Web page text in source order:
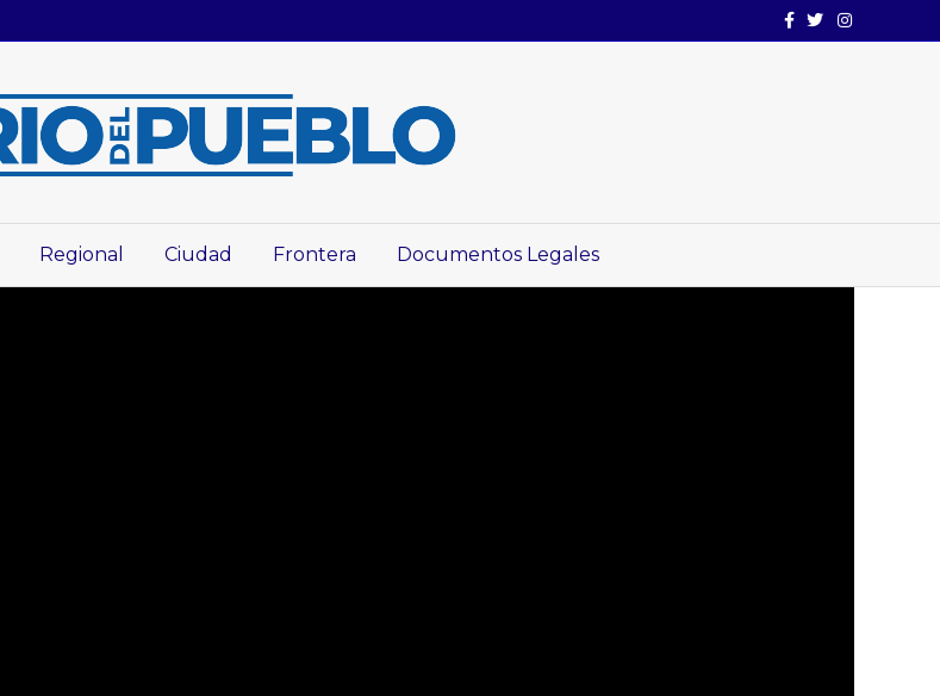
Facebook
TwitterInstagram
Regional Ciudad Frontera Documentos Legales